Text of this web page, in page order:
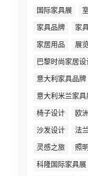
国际家具展
家具品牌
家
家居用品
展
巴黎时尚家居设
意大利家具品牌
意大利米兰家具
椅子设计
欧
沙发设计
法
灵感之旅
照明
科隆国际家具展